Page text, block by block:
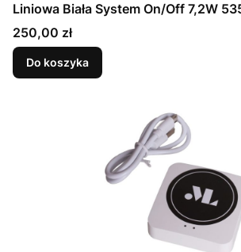
Liniowa Biała System On/Off 7,2W
Cena
250,00 zł
Do koszyka